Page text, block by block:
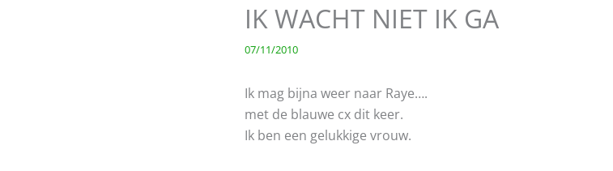
IK WACHT NIET IK GA
07/11/2010
Ik mag bijna weer naar Raye….
met de blauwe cx dit keer.
Ik ben een gelukkige vrouw.